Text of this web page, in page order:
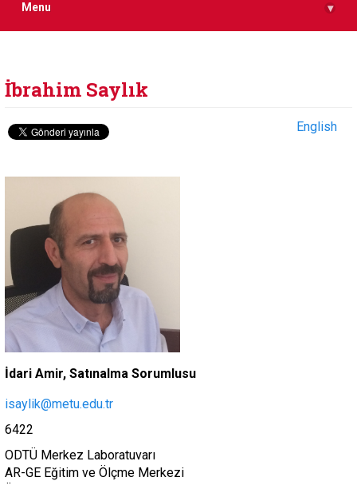
Menu ▾
İbrahim Saylık
English
İdari Amir, Satınalma Sorumlusu
isaylik@metu.edu.tr
6422
ODTÜ Merkez Laboratuvarı
AR-GE Eğitim ve Ölçme Merkezi